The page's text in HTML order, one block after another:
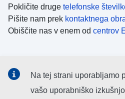
Pokličite druge telefonske
Pišite nam prek kontaktnega
Obiščite nas v enem od centrov
Iskanje podružbenih medijih EU
Na tej strani uporabljamo
vašo uporabniško izkušnjo